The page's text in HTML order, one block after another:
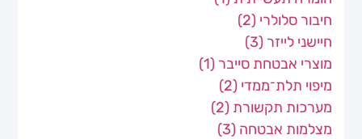
חיבור סלולרי (2)
חיישני לייזר (3)
מוצרי אבטחת סייבר (1)
מיפוי תלת־ממדי (2)
מערכות תקשורת (2)
מצלמות אבטחה (3)